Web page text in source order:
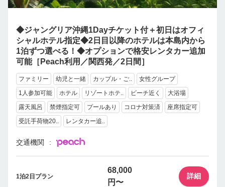
◆ジャングリア沖縄1Dayチケット付＋初日はオフィ
シャルホテル指定◆2日目以降のホテルは本島内から
1泊ずつ選べる！◆オプションで格安レンタカー追加
可能［Peach利用／関西発／2日間］
ファミリー 幼児と一緒 カップル・ご..
女性グループ
1人参加可能
ホテル リゾートホテ.. ビーチ近く
大浴場
露天風呂
禁煙指定可 プールあり コロナ対策済
座席指定可
受託手荷物20..
レンタカー追..
交通機関
1泊2日プラン
68,000
円〜
詳細